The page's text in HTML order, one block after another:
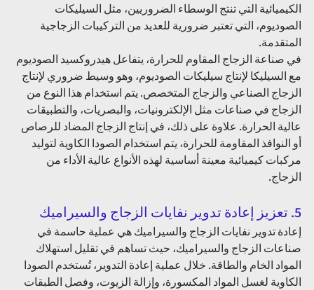
الكيميائية التي تنتج الوسطاء الضروريين، مثل السيليكات
الصوديوم، التي تعتبر ضرورية للعديد من التركيبات الزجاجية
المتقدمة.
في صناعة الزجاج المقاوم للحرارة، يتفاعل هيدروكسيد الصوديوم
مع السيليكا لإنتاج سيليكات الصوديوم، وهو وسيط ضروري لإنتاج
الزجاج الصناعي والزجاج المتخصص. يتم استخدام هذا النوع من
الزجاج في صناعات مثل الإلكترونيات، والبصريات، والتطبيقات
عالية الحرارة. علاوة على ذلك، في إنتاج الزجاج المضاد للرصاص
أو النوافذ المقاومة للحرارة، يتم استخدام الصودا الكاوية لتوليد
مركبات كيميائية معينة أساسية لهذه الأنواع عالية الأداء من
الزجاج.
5. تعزيز إعادة تدوير نفايات الزجاج والسيراميك
إعادة تدوير نفايات الزجاج والسيراميك هي عملية حاسمة في
صناعات الزجاج والسيراميك، حيث تساهم في تقليل استهلاك
المواد الخام والطاقة. خلال عملية إعادة التدوير، تُستخدم الصودا
الكاوية لغسل المواد المكسورة، وإزالة الزيوت، وفصل الطبقات